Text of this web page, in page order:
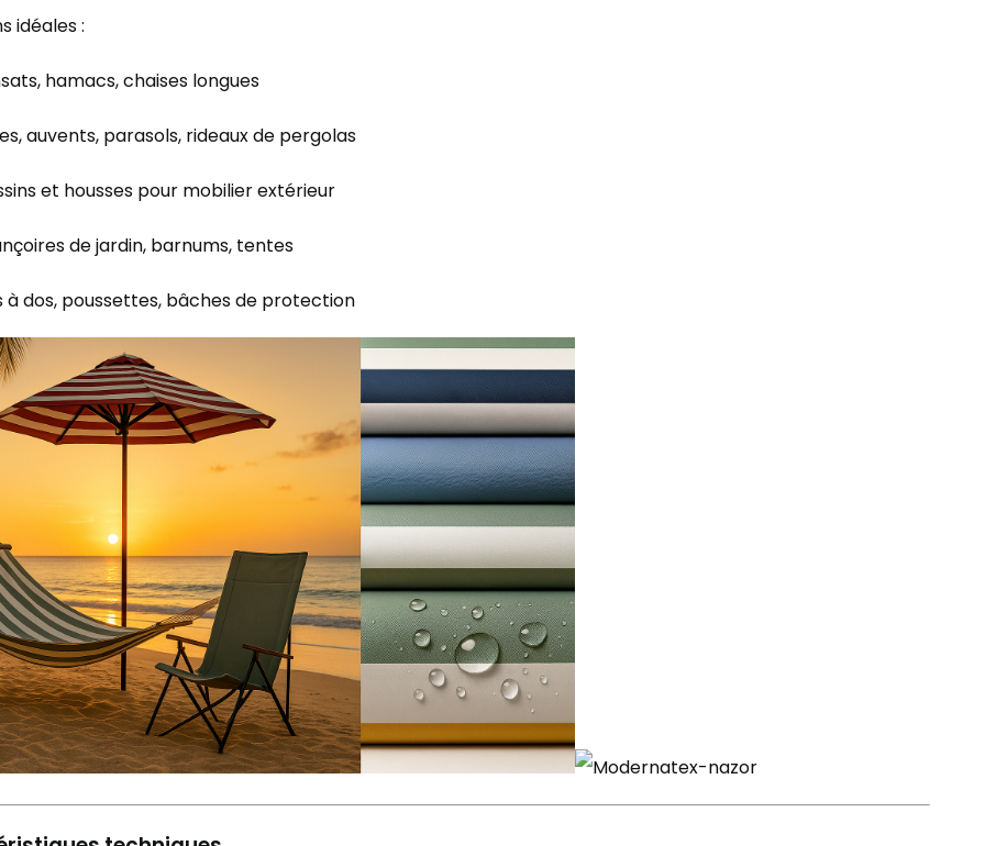
idéales :
hamacs, chaises longues
auvents, parasols, rideaux de pergolas
et housses pour mobilier extérieur
de jardin, barnums, tentes
à dos, poussettes, bâches de protection